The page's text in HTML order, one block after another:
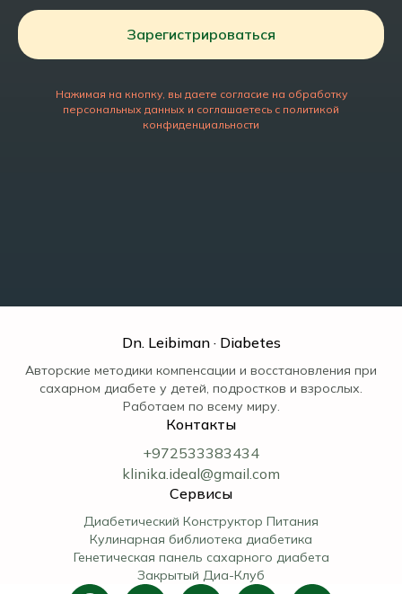
Зарегистрироваться
Нажимая на кнопку, вы даете согласие на обработку
персональных данных и соглашаетесь c политикой
конфиденциальности
Dn. Leibiman · Diabetes
Авторские методики компенсации и восстановления при
сахарном диабете у детей, подростков и взрослых.
Работаем по всему миру.
Контакты
+972533383434
klinika.ideal@gmail.com
Сервисы
Диабетический Конструктор Питания
Кулинарная библиотека диабетика
Генетическая панель сахарного диабета
Закрытый Диа-Клуб